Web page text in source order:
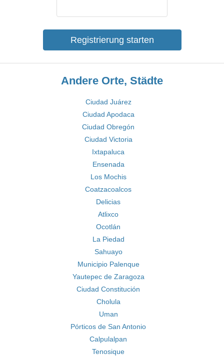
Registrierung starten
Andere Orte, Städte
Ciudad Juárez
Ciudad Apodaca
Ciudad Obregón
Ciudad Victoria
Ixtapaluca
Ensenada
Los Mochis
Coatzacoalcos
Delicias
Atlixco
Ocotlán
La Piedad
Sahuayo
Municipio Palenque
Yautepec de Zaragoza
Ciudad Constitución
Cholula
Uman
Pórticos de San Antonio
Calpulalpan
Tenosique